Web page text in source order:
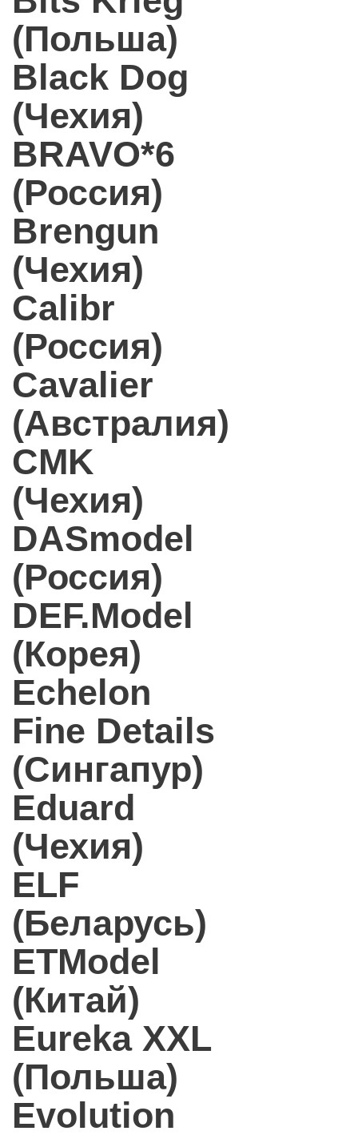
(Польша)
Black Dog
(Чехия)
BRAVO*6
(Россия)
Brengun
(Чехия)
Calibr
(Россия)
Cavalier
(Австралия)
CMK
(Чехия)
DASmodel
(Россия)
DEF.Model
(Корея)
Echelon
Fine Details
(Сингапур)
Eduard
(Чехия)
ELF
(Беларусь)
ETModel
(Китай)
Eureka XXL
(Польша)
Evolution